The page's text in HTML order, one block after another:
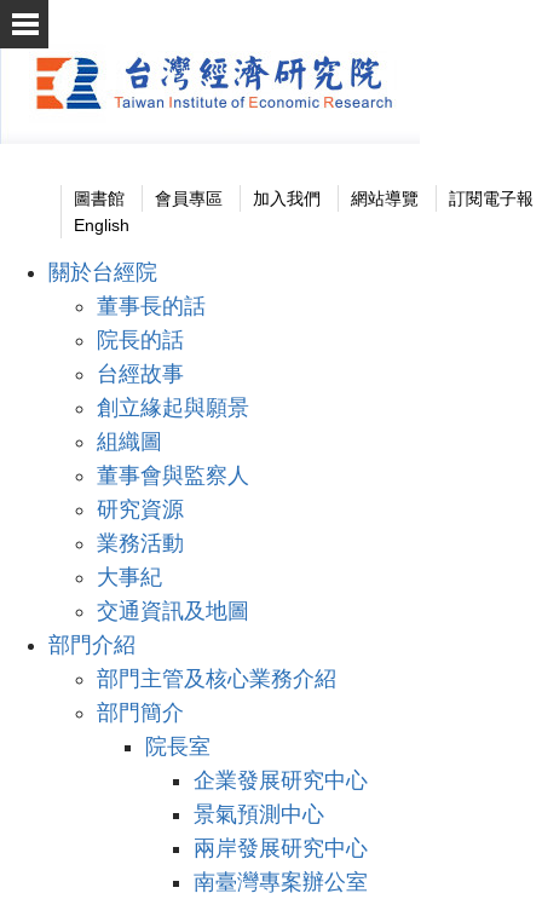
圖書館 會員專區 加入我們 網站導覽
訂閱電子報
English
關於台經院
董事長的話
院長的話
台經故事
創立緣起與願景
組織圖
董事會與監察人
研究資源
業務活動
大事紀
交通資訊及地圖
部門介紹
部門主管及核心業務介紹
部門簡介
院長室
企業發展研究中心
景氣預測中心
兩岸發展研究中心
南臺灣專案辦公室